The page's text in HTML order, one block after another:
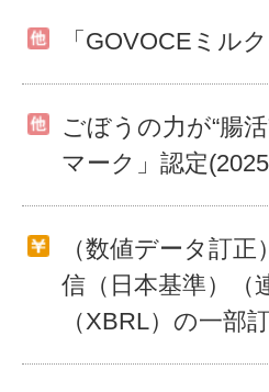
「GOVOCEミル
ごぼうの力が“腸
マーク」認定
（数値データ訂
信（日本基準）（
（XBRL）の一部